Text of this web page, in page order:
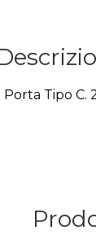
Porta Tipo C.